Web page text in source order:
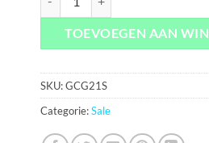
TOEVOEGEN AAN
SKU:GCG21S
Categorie:Sale